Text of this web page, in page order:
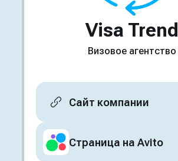
Visa Trend
Визовое агентство
Сайт компании
Страница на Avito